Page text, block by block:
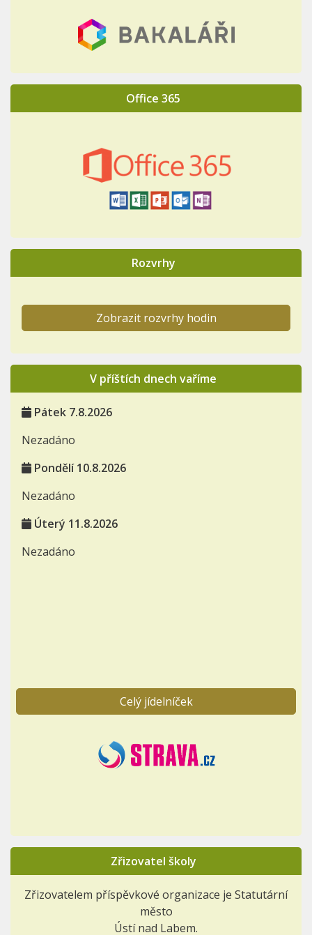
Office 365
Rozvrhy
Zobrazit rozvrhy hodin
V příštích dnech vaříme
Pátek 7.8.2026
Nezadáno
Pondělí 10.8.2026
Nezadáno
Úterý 11.8.2026
Nezadáno
Celý jídelníček
Zřizovatel školy
Zřizovatelem příspěvkové organizace je Statutární
město
Ústí nad Labem.